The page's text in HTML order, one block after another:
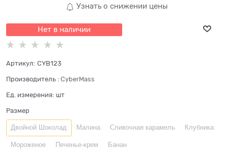
Узнать о снижении цены
Нет в наличии
Артикул: CYB123
Производитель : CyberMass
Ед. измерения: шт
Размер
Двойной Шоколад Малина Сливочная карамель Клубника
Мороженое Печенье-крем Банан